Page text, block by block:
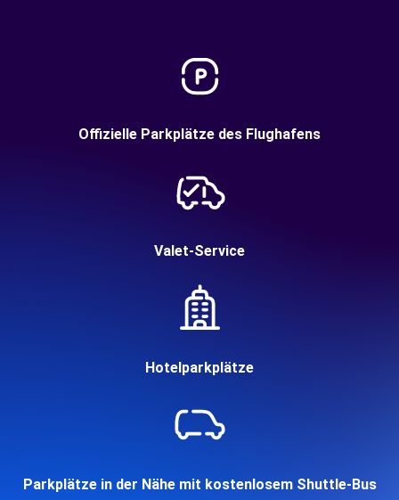
Offizielle Parkplätze des Flughafens
Valet-Service
Hotelparkplätze
Parkplätze in der Nähe mit kostenlosem Shuttle-Bus